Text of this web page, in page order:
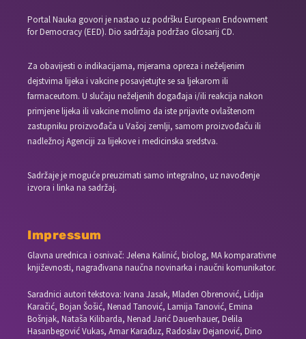
Portal Nauka govori je nastao uz podršku European Endowment
for Democracy (EED). Dio sadržaja podržao Glosarij CD.
Za obavijesti o indikacijama, mjerama opreza i neželjenim
dejstvima lijeka i vakcine posavjetujte se sa ljekarom ili
farmaceutom. U slučaju neželjenih događaja i/ili reakcija nakon
primjene lijeka ili vakcine molimo da iste prijavite ovlaštenom
zastupniku proizvođača u Vašoj zemlji, samom proizvođaču ili
nadležnoj Agenciji za lijekove i medicinska sredstva.
Sadržaje je moguće preuzimati samo integralno, uz navođenje
izvora i linka na sadržaj.
Impressum
Glavna urednica i osnivač: Jelena Kalinić, biolog, MA komparativne
književnosti, nagrađivana naučna novinarka i naučni komunikator.
Saradnici autori tekstova: Ivana Jasak, Mladen Obrenović, Lidija
Karačić, Bojan Šošić, Nenad Tanović, Lamija Tanović, Emina
Bošnjak, Nataša Kilibarda, Nenad Jarić Dauenhauer, Delila
Hasanbegović Vukas, Amar Karađuz, Radoslav Dejanović, Dino